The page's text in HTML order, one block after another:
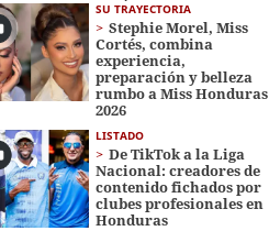
SU TRAYECTORIA
Stephie Morel, Miss
Cortés, combina
experiencia,
preparación y belleza
rumbo a Miss Honduras
2026
LISTADO
De TikTok a la Liga
Nacional: creadores de
contenido fichados por
clubes profesionales en
Honduras